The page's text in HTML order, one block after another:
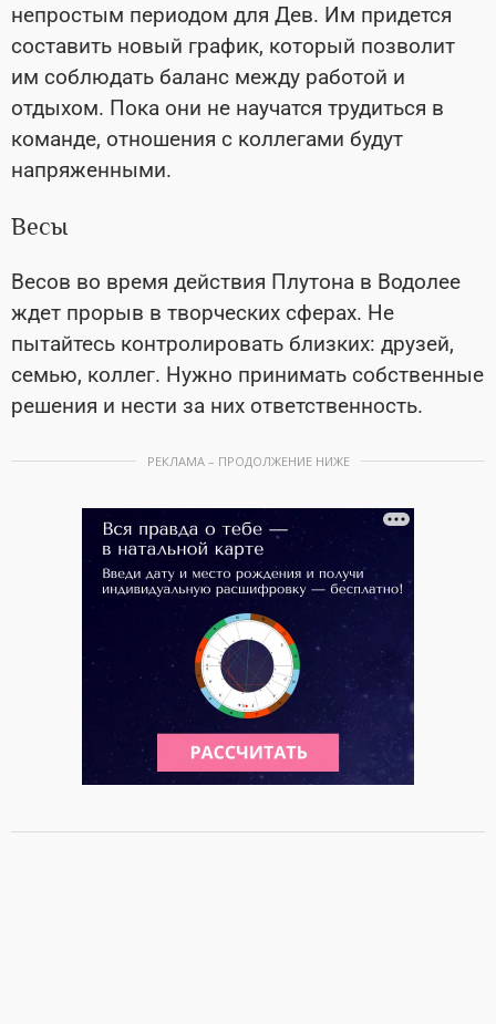
непростым периодом для Дев. Им придется
составить новый график, который позволит
им соблюдать баланс между работой и
отдыхом. Пока они не научатся трудиться в
команде, отношения с коллегами будут
напряженными.
Весы
Весов во время действия Плутона в Водолее
ждет прорыв в творческих сферах. Не
пытайтесь контролировать близких: друзей,
семью, коллег. Нужно принимать собственные
решения и нести за них ответственность.
РЕКЛАМА – ПРОДОЛЖЕНИЕ НИЖЕ